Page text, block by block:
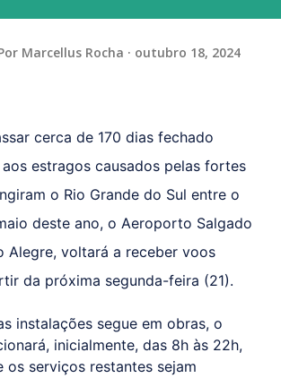
mais alta (13.866) que lhe valeu o
dia. A prata ficou com Gabri...
Marcellus Rocha outubro 18, 2024
cerca de 170 dias fechado
estragos causados pelas fortes
o Rio Grande do Sul entre o
deste ano, o Aeroporto Salgado
Alegre, voltará a receber voos
da próxima segunda-feira (21).
instalações segue em obras, o
inicialmente, das 8h às 22h,
os serviços restantes sejam